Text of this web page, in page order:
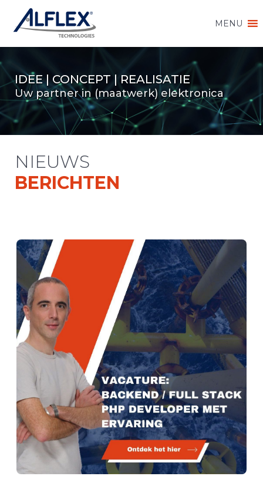
MENU
IDEE | CONCEPT | REALISATIE
Uw partner in (maatwerk) elektronica
NIEUWS
BERICHTEN